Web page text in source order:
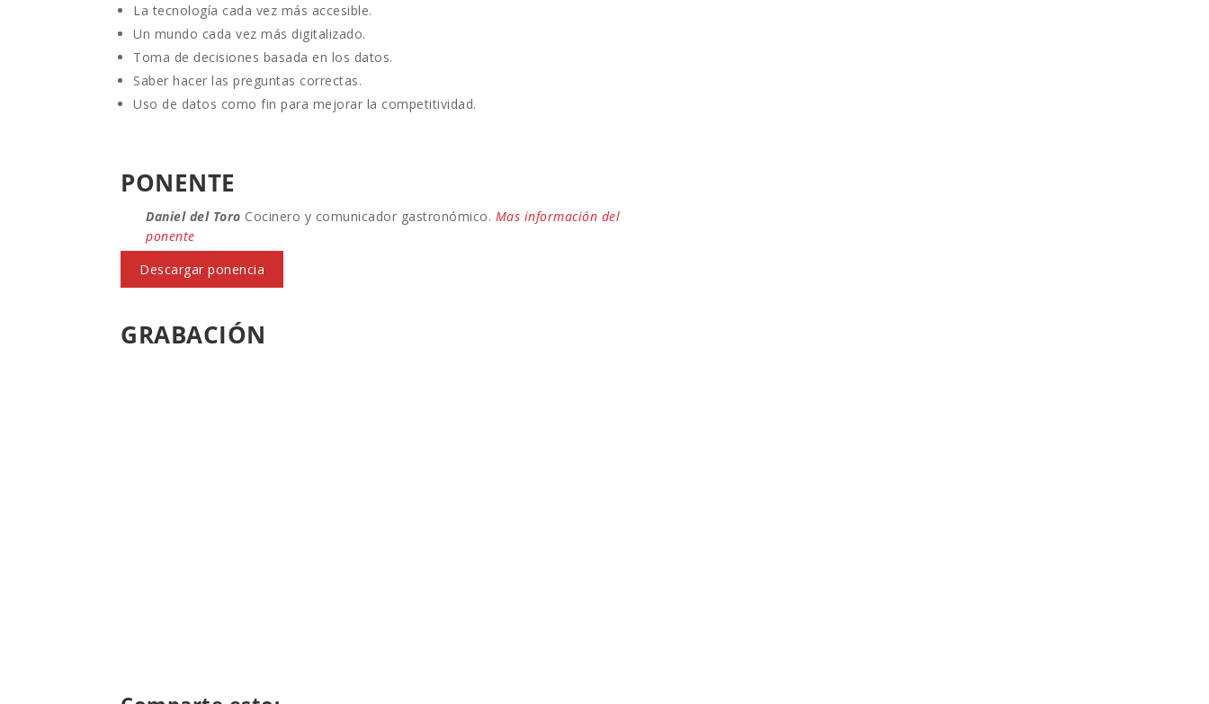
La tecnología cada vez más accesible.
Un mundo cada vez más digitalizado.
Toma de decisiones basada en los datos.
Saber hacer las preguntas correctas.
Uso de datos como fin para mejorar la competitividad.
PONENTE
Daniel del Toro Cocinero y comunicador gastronómico. Mas información del
ponente
Descargar ponencia
GRABACIÓN